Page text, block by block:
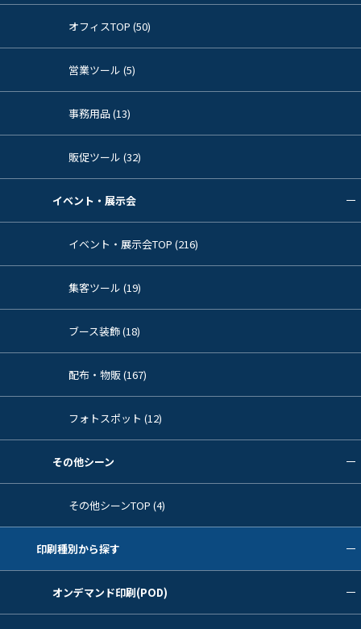
オフィスTOP (50)
営業ツール (5)
事務用品 (13)
販促ツール (32)
イベント・展示会
イベント・展示会TOP (216)
集客ツール (19)
ブース装飾 (18)
配布・物販 (167)
フォトスポット (12)
その他シーン
その他シーンTOP (4)
印刷種別から探す
オンデマンド印刷(POD)